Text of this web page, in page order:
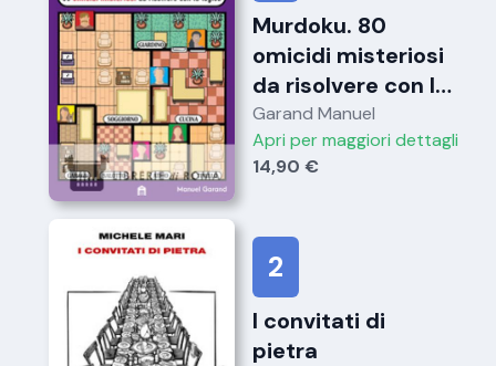
Murdoku. 80
omicidi misteriosi
da risolvere con la
logica. Il primo
libro che unisce
crime e sudoku
Garand Manuel
Apri per maggiori dettagli
14,90 €
2
I convitati di
pietra